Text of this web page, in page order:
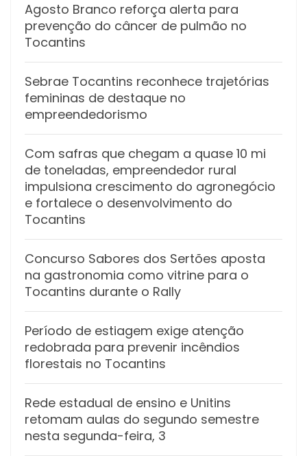
Agosto Branco reforça alerta para
prevenção do câncer de pulmão no
Tocantins
Sebrae Tocantins reconhece trajetórias
femininas de destaque no
empreendedorismo
Com safras que chegam a quase 10 mi
de toneladas, empreendedor rural
impulsiona crescimento do agronegócio
e fortalece o desenvolvimento do
Tocantins
Concurso Sabores dos Sertões aposta
na gastronomia como vitrine para o
Tocantins durante o Rally
Período de estiagem exige atenção
redobrada para prevenir incêndios
florestais no Tocantins
Rede estadual de ensino e Unitins
retomam aulas do segundo semestre
nesta segunda-feira, 3